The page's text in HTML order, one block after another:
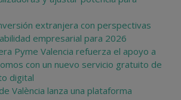
extranjera con perspectivas
empresarial para 2026
Pyme Valencia refuerza el apoyo a
con un nuevo servicio gratuito de
digital
València lanza una plataforma